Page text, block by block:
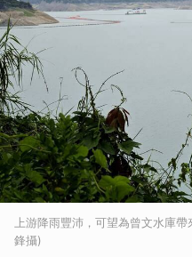
上游降雨豐沛，可望為曾文水庫
鋒攝)